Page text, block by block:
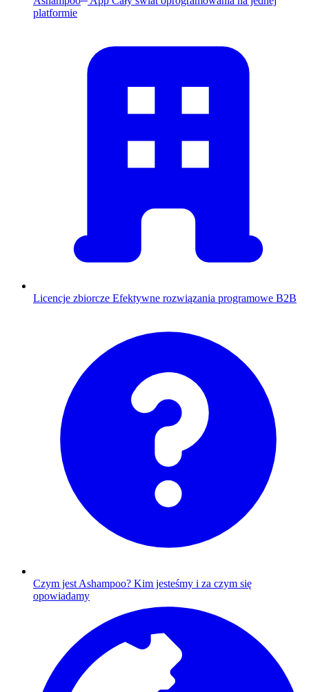
platformie
Licencje zbiorcze Efektywne rozwiązania programowe B2B
Czym jest Ashampoo? Kim jesteśmy i za czym się
opowiadamy